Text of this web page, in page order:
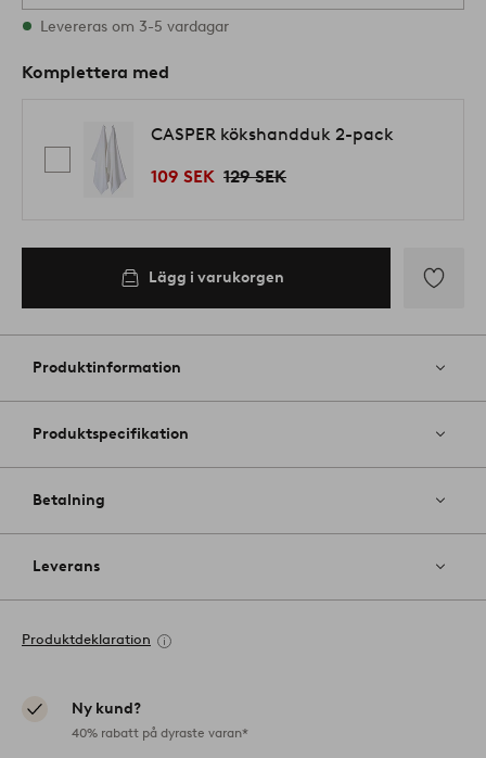
I lager
Levereras om 3-5 vardagar
Komplettera med
CASPER kökshandduk 2-pack
109 SEK 129 SEK
Lägg i varukorgen
till
favoriter
Produktinformation
Produktspecifikation
Betalning
Leverans
Produktdeklaration
Ny kund?
40% rabatt på dyraste varan*